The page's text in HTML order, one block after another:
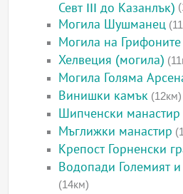
Севт III до Казанлък)
Могила Шушманец
Могила на Грифоните
Хелвеция (могила)
Могила Голяма
Винишки камък (12км)
Шипченски манастир
Мъглижки манастир
Крепост Горненски
Водопади Големият
(14км)